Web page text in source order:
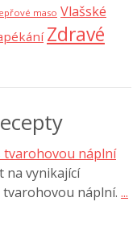
maso Vlašské
Zdravé
tvarohovou náplní
na vynikající
náplní. ...